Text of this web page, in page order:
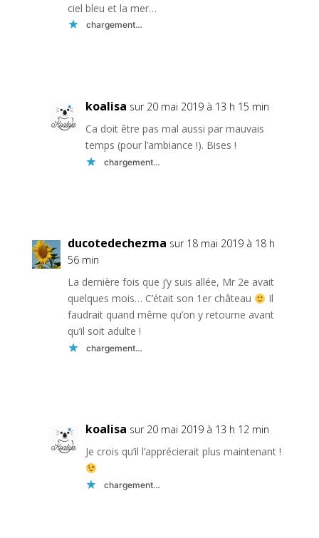
ciel bleu et la mer…
chargement…
koalisa sur 20 mai 2019 à 13 h 15 min
Ca doit être pas mal aussi par mauvais
temps (pour l’ambiance !). Bises !
chargement…
ducotedechezma sur 18 mai 2019 à 18 h
56 min
La dernière fois que j’y suis allée, Mr 2e avait
quelques mois… C’était son 1er château
Il
faudrait quand même qu’on y retourne avant
qu’il soit adulte !
chargement…
koalisa sur 20 mai 2019 à 13 h 12 min
Je crois qu’il l’apprécierait plus maintenant !
chargement…